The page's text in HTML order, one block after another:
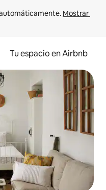
Mostrar
Tu espacio en Airbnb